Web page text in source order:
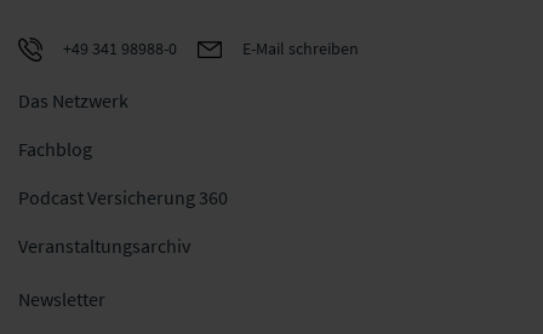
+49 341 98988-0 E-Mail schreiben
Das Netzwerk
Fachblog
Podcast Versicherung 360
Veranstaltungsarchiv
Newsletter